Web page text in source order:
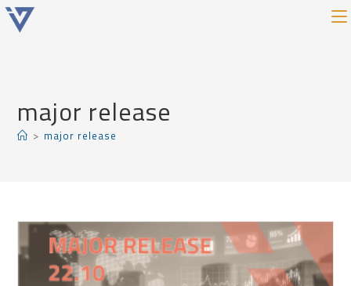
major release
> major release